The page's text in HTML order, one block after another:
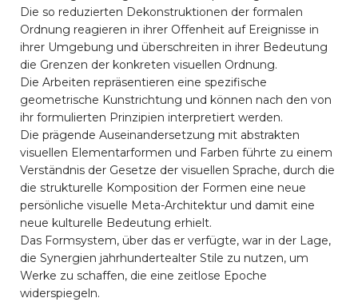
Die so reduzierten Dekonstruktionen der formalen
Ordnung reagieren in ihrer Offenheit auf Ereignisse in
ihrer Umgebung und überschreiten in ihrer Bedeutung
die Grenzen der konkreten visuellen Ordnung.
Die Arbeiten repräsentieren eine spezifische
geometrische Kunstrichtung und können nach den von
ihr formulierten Prinzipien interpretiert werden.
Die prägende Auseinandersetzung mit abstrakten
visuellen Elementarformen und Farben führte zu einem
Verständnis der Gesetze der visuellen Sprache, durch die
die strukturelle Komposition der Formen eine neue
persönliche visuelle Meta-Architektur und damit eine
neue kulturelle Bedeutung erhielt.
Das Formsystem, über das er verfügte, war in der Lage,
die Synergien jahrhundertealter Stile zu nutzen, um
Werke zu schaffen, die eine zeitlose Epoche
widerspiegeln.